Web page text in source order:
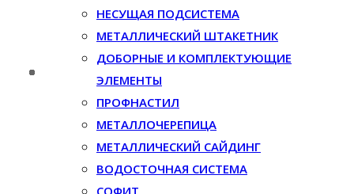
НЕСУЩАЯ ПОДСИСТЕМА
МЕТАЛЛИЧЕСКИЙ ШТАКЕТНИК
ДОБОРНЫЕ И КОМПЛЕКТУЮЩИЕ
ЭЛЕМЕНТЫ
ПРОФНАСТИЛ
МЕТАЛЛОЧЕРЕПИЦА
МЕТАЛЛИЧЕСКИЙ САЙДИНГ
ВОДОСТОЧНАЯ СИСТЕМА
СОФИТ